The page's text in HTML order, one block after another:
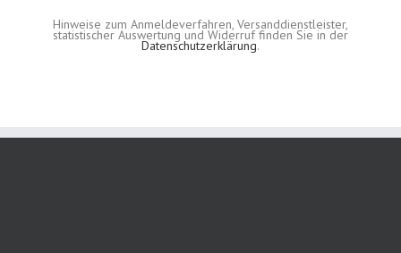
Hinweise zum Anmeldeverfahren, Versanddienstleister,
statistischer Auswertung und Widerruf finden Sie in der
Datenschutzerklärung.